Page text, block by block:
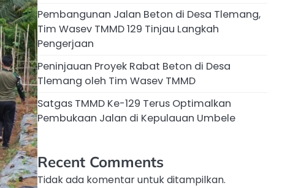
Pembangunan Jalan Beton di Desa Tlemang,
Tim Wasev TMMD 129 Tinjau Langkah
Pengerjaan
Peninjauan Proyek Rabat Beton di Desa
Tlemang oleh Tim Wasev TMMD
Satgas TMMD Ke-129 Terus Optimalkan
Pembukaan Jalan di Kepulauan Umbele
Recent Comments
Tidak ada komentar untuk ditampilkan.